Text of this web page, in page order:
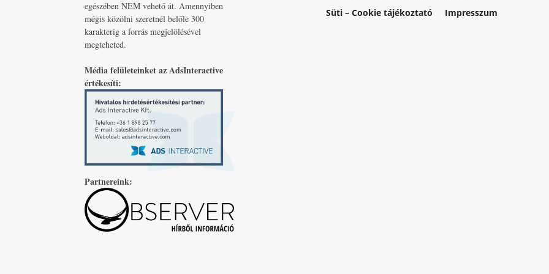
egészében NEM vehető át. Amennyiben
mégis közölni szeretnél belőle 300
karakterig a forrás megjelölésével
megteheted.
Média felületeinket az AdsInteractive
értékesíti:
Partnereink:
Süti – Cookie tájékoztató
Impresszum